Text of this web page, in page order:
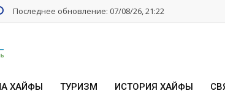
Последнее обновление: 07/08/26, 21:22
ХАЙФЫ ТУРИЗМ ИСТОРИЯ ХАЙФЫ